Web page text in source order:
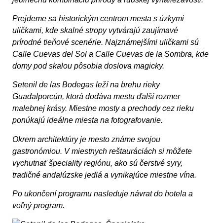
Prejdeme sa historickým centrom mesta s úzkymi
uličkami, kde skalné stropy vytvárajú zaujímavé
prírodné tieňové scenérie. Najznámejšími uličkami sú
Calle Cuevas del Sol a Calle Cuevas de la Sombra, kde
domy pod skalou pôsobia doslova magicky.
Setenil de las Bodegas leží na brehu rieky
Guadalporcún, ktorá dodáva mestu ďalší rozmer
malebnej krásy. Miestne mosty a prechody cez rieku
ponúkajú ideálne miesta na fotografovanie.
Okrem architektúry je mesto známe svojou
gastronómiou. V miestnych reštauráciách si môžete
vychutnať špeciality regiónu, ako sú čerstvé syry,
tradičné andalúzske jedlá a vynikajúce miestne vína.
Po ukončení programu nasleduje návrat do hotela a
voľný program.